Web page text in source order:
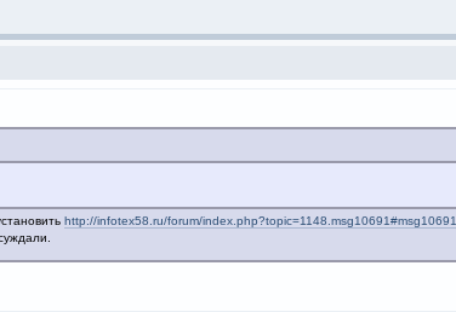
http://infotex58.ru/forum/index.php?topic=1148.msg10691#msg10691